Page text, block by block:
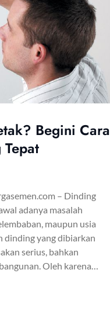
Begini Cara
– Dinding
adanya masalah
maupun usia
dinding yang dibiarkan
serius, bahkan
Oleh karena…